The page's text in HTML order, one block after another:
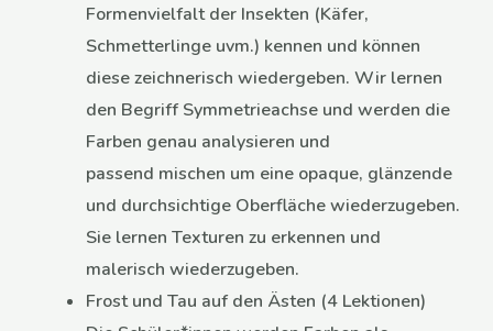
Formenvielfalt der Insekten (Käfer,
Schmetterlinge uvm.) kennen und können
diese zeichnerisch wiedergeben. Wir lernen
den Begriff Symmetrieachse und werden die
Farben genau analysieren und
passend mischen um eine opaque, glänzende
und durchsichtige Oberfläche wiederzugeben.
Sie lernen Texturen zu erkennen und
malerisch wiederzugeben.
Frost und Tau auf den Ästen (4 Lektionen)